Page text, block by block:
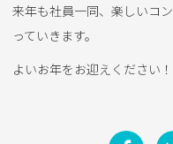
来年も社員一同、楽しいコ
っていきます。
よいお年をお迎えください！